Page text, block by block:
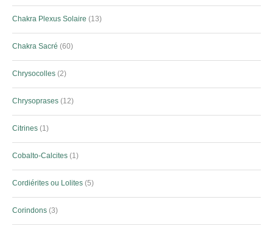
Chakra Plexus Solaire 13
Chakra Sacré 60
Chrysocolles 2
Chrysoprases 12
Citrines 1
Cobalto-Calcites 1
Cordiérites ou Lolites 5
Corindons 3